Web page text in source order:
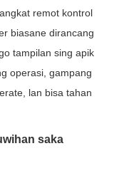
remot kontrol
biasane dirancang
tampilan sing apik
operasi, gampang
lan bisa tahan
saka